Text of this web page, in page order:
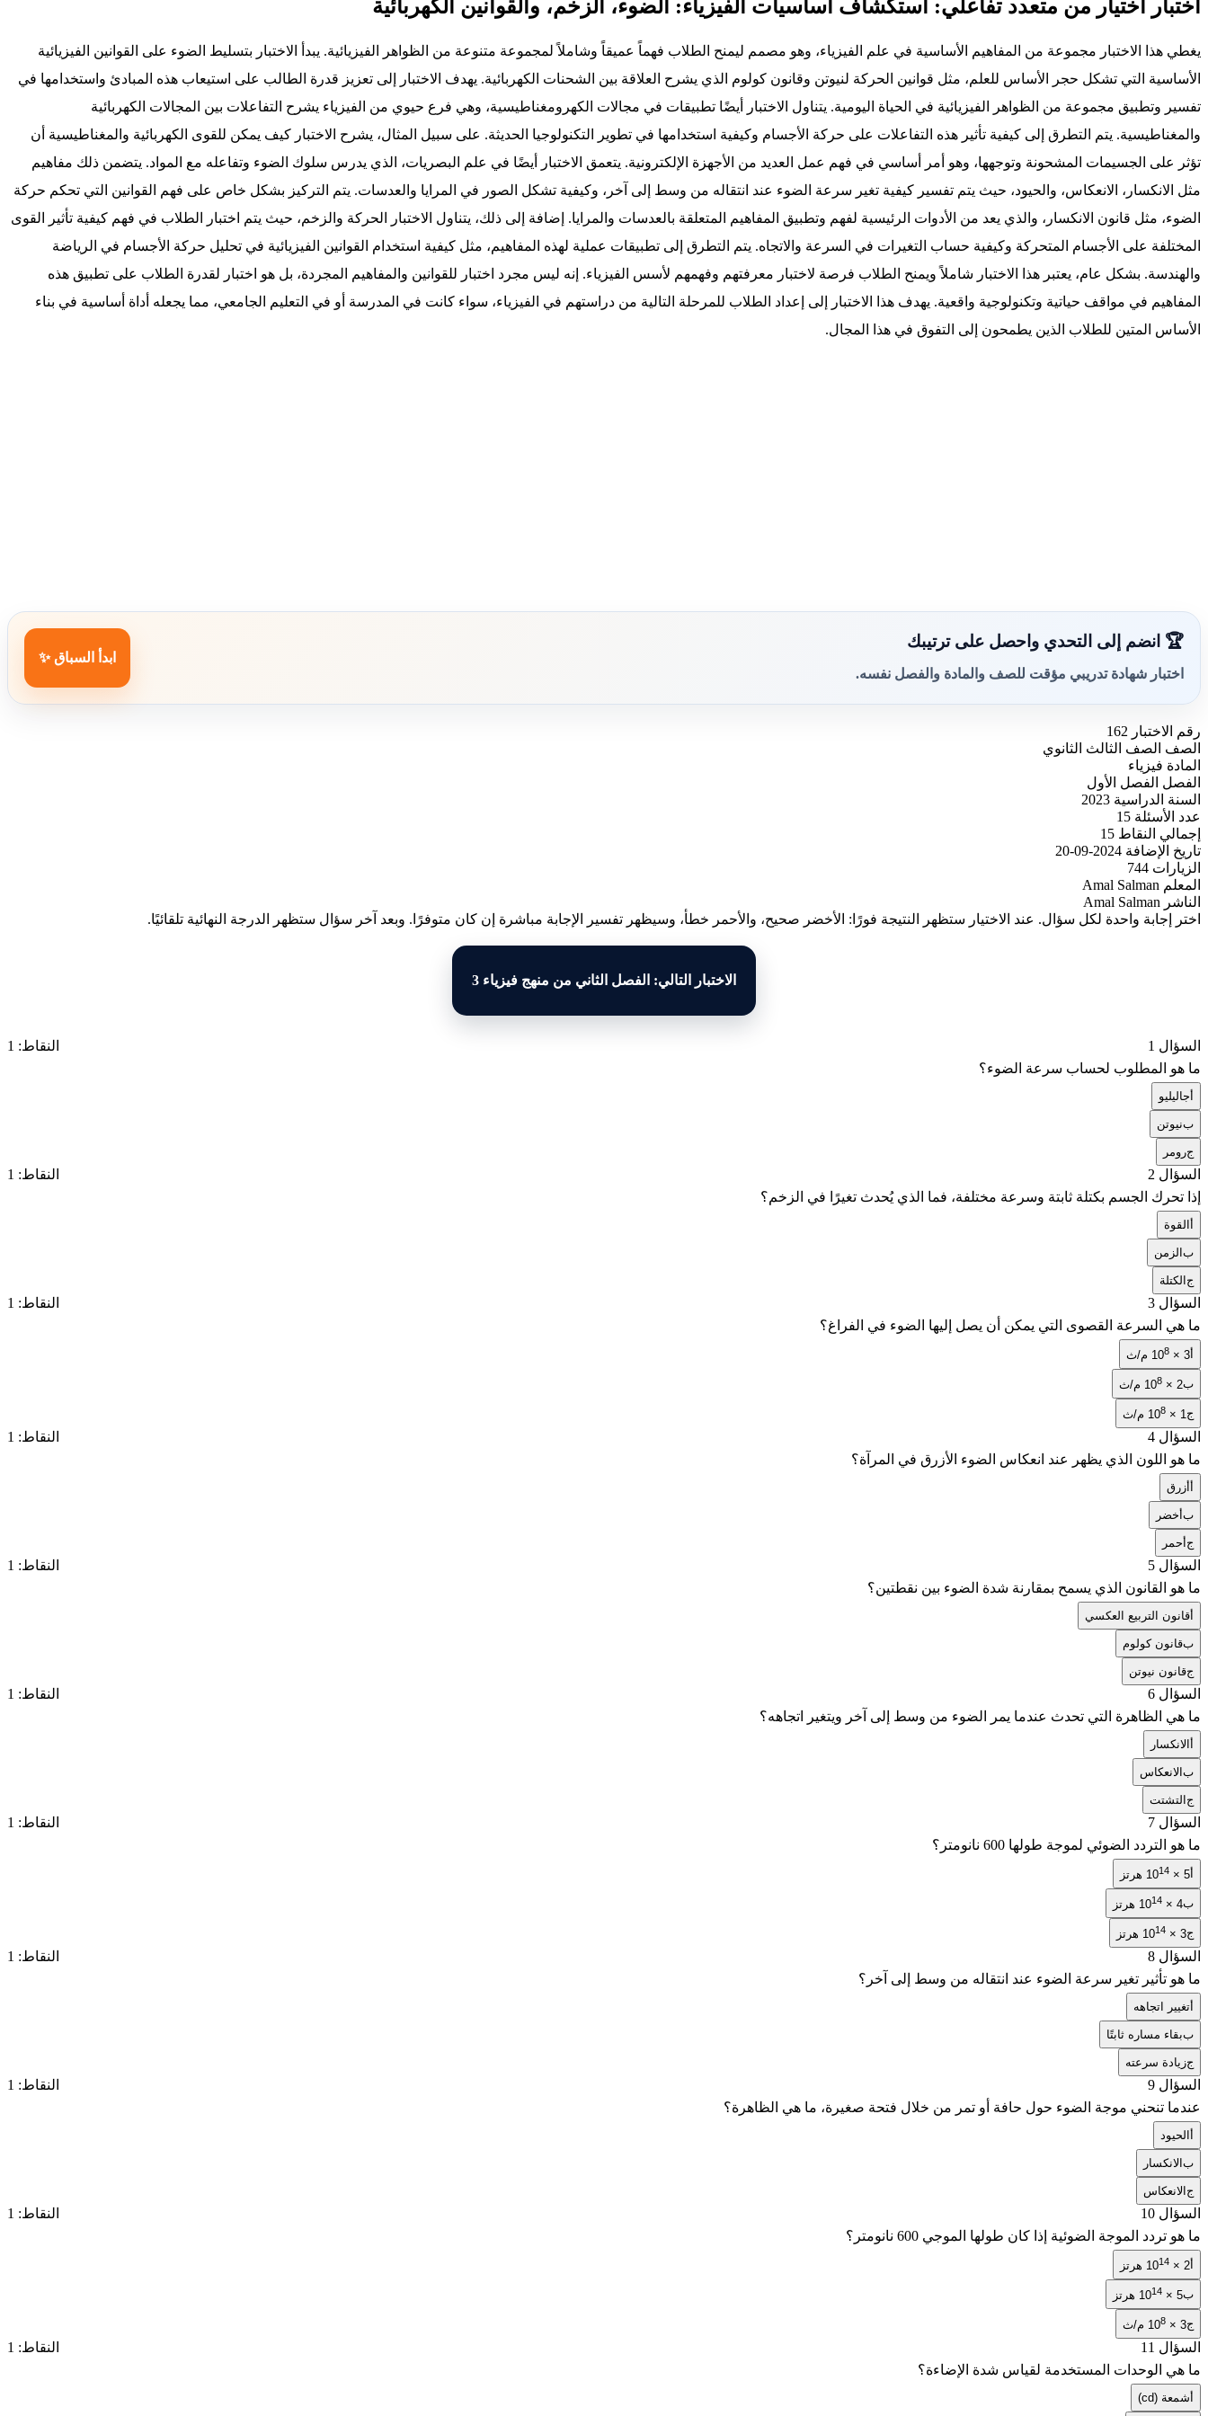
اختبار اختيار من متعدد تفاعلي: استكشاف أساسيات الفيزياء: الضوء، الزخم، والقوانين الكهربائية
يغطي هذا الاختبار مجموعة من المفاهيم الأساسية في علم الفيزياء، وهو مصمم ليمنح الطلاب فهماً عميقاً وشاملاً لمجموعة متنوعة من الظواهر الفيزيائية. يبدأ الاختبار بتسليط الضوء على القوانين الفيزيائية
الأساسية التي تشكل حجر الأساس للعلم، مثل قوانين الحركة لنيوتن وقانون كولوم الذي يشرح العلاقة بين الشحنات الكهربائية. يهدف الاختبار إلى تعزيز قدرة الطالب على استيعاب هذه المبادئ واستخدامها في
تفسير وتطبيق مجموعة من الظواهر الفيزيائية في الحياة اليومية. يتناول الاختبار أيضًا تطبيقات في مجالات الكهرومغناطيسية، وهي فرع حيوي من الفيزياء يشرح التفاعلات بين المجالات الكهربائية
والمغناطيسية. يتم التطرق إلى كيفية تأثير هذه التفاعلات على حركة الأجسام وكيفية استخدامها في تطوير التكنولوجيا الحديثة. على سبيل المثال، يشرح الاختبار كيف يمكن للقوى الكهربائية والمغناطيسية أن
تؤثر على الجسيمات المشحونة وتوجهها، وهو أمر أساسي في فهم عمل العديد من الأجهزة الإلكترونية. يتعمق الاختبار أيضًا في علم البصريات، الذي يدرس سلوك الضوء وتفاعله مع المواد. يتضمن ذلك مفاهيم
مثل الانكسار، الانعكاس، والحيود، حيث يتم تفسير كيفية تغير سرعة الضوء عند انتقاله من وسط إلى آخر، وكيفية تشكل الصور في المرايا والعدسات. يتم التركيز بشكل خاص على فهم القوانين التي تحكم حركة
الضوء، مثل قانون الانكسار، والذي يعد من الأدوات الرئيسية لفهم وتطبيق المفاهيم المتعلقة بالعدسات والمرايا. إضافة إلى ذلك، يتناول الاختبار الحركة والزخم، حيث يتم اختبار الطلاب في فهم كيفية تأثير القوى
المختلفة على الأجسام المتحركة وكيفية حساب التغيرات في السرعة والاتجاه. يتم التطرق إلى تطبيقات عملية لهذه المفاهيم، مثل كيفية استخدام القوانين الفيزيائية في تحليل حركة الأجسام في الرياضة
والهندسة. بشكل عام، يعتبر هذا الاختبار شاملاً ويمنح الطلاب فرصة لاختبار معرفتهم وفهمهم لأسس الفيزياء. إنه ليس مجرد اختبار للقوانين والمفاهيم المجردة، بل هو اختبار لقدرة الطلاب على تطبيق هذه
المفاهيم في مواقف حياتية وتكنولوجية واقعية. يهدف هذا الاختبار إلى إعداد الطلاب للمرحلة التالية من دراستهم في الفيزياء، سواء كانت في المدرسة أو في التعليم الجامعي، مما يجعله أداة أساسية في بناء
الأساس المتين للطلاب الذين يطمحون إلى التفوق في هذا المجال.
🏆 انضم إلى التحدي واحصل على ترتيبك
اختبار شهادة تدريبي مؤقت للصف والمادة والفصل نفسه.
ابدأ السباق ✨
رقم الاختبار 162
الصف الصف الثالث الثانوي
المادة فيزياء
الفصل الفصل الأول
السنة الدراسية 2023
عدد الأسئلة 15
إجمالي النقاط 15
تاريخ الإضافة 2024-09-20
الزيارات 744
المعلم Amal Salman
الناشر Amal Salman
اختر إجابة واحدة لكل سؤال. عند الاختيار ستظهر النتيجة فورًا: الأخضر صحيح، والأحمر خطأ، وسيظهر تفسير الإجابة مباشرة إن كان متوفرًا. وبعد آخر سؤال ستظهر الدرجة النهائية تلقائيًا.
الاختبار التالي: الفصل الثاني من منهج فيزياء 3
السؤال 1
النقاط: 1
ما هو المطلوب لحساب سرعة الضوء؟
أجاليليو
بنيوتن
جرومر
السؤال 2
النقاط: 1
إذا تحرك الجسم بكتلة ثابتة وسرعة مختلفة، فما الذي يُحدث تغيرًا في الزخم؟
أ القوة
ب الزمن
ج الكتلة
السؤال 3
النقاط: 1
ما هي السرعة القصوى التي يمكن أن يصل إليها الضوء في الفراغ؟
أ3 × 10
8 م/ث
ب2 × 10
8 م/ث
ج 1 × 10
8 م/ث
السؤال 4
النقاط: 1
ما هو اللون الذي يظهر عند انعكاس الضوء الأزرق في المرآة؟
أأزرق
بأخضر
ج أحمر
السؤال 5
النقاط: 1
ما هو القانون الذي يسمح بمقارنة شدة الضوء بين نقطتين؟
أقانون التربيع العكسي
بقانون كولوم
جقانون نيوتن
السؤال 6
النقاط: 1
ما هي الظاهرة التي تحدث عندما يمر الضوء من وسط إلى آخر ويتغير اتجاهه؟
أ الانكسار
ب الانعكاس
ج التشتت
السؤال 7
النقاط: 1
ما هو التردد الضوئي لموجة طولها 600 نانومتر؟
أ5 × 10
14 هرتز
ب4 × 10
14 هرتز
ج3 × 10
14 هرتز
السؤال 8
النقاط: 1
ما هو تأثير تغير سرعة الضوء عند انتقاله من وسط إلى آخر؟
أتغيير اتجاهه
ببقاء مساره ثابتًا
جزيادة سرعته
السؤال 9
النقاط: 1
عندما تنحني موجة الضوء حول حافة أو تمر من خلال فتحة صغيرة، ما هي الظاهرة؟
أ الحيود
ب الانكسار
ج الانعكاس
السؤال 10
النقاط: 1
ما هو تردد الموجة الضوئية إذا كان طولها الموجي 600 نانومتر؟
أ2 × 10
14 هرتز
ب5 × 10
14 هرتز
ج3 × 10
8 م/ث
السؤال 11
النقاط: 1
ما هي الوحدات المستخدمة لقياس شدة الإضاءة؟
أشمعة (cd)